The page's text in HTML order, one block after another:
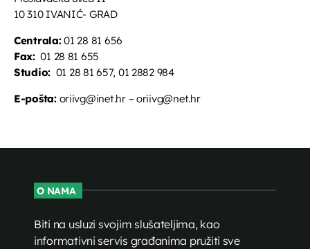
10 310 IVANIĆ- GRAD
Centrala:01 28 81 656
Fax:01 28 81 655
Studio: 01 28 81 657, 01 2882 984
E-pošta:oriivg@inet.hr – oriivg@net.hr
O NAMA
Biti na usluzi svojim slušateljima, kao
informativni servis građanima pružiti sve